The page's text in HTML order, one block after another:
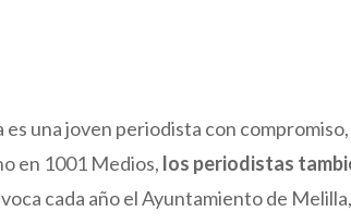
es una joven periodista con
en 1001 Medios, los periodistas
cada año el Ayuntamiento de